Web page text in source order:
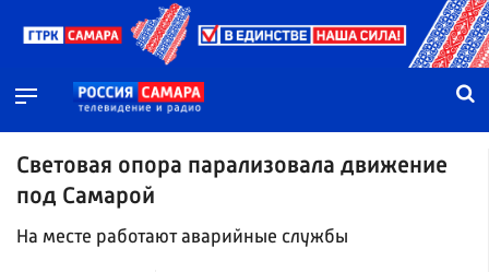
Световая опора парализовала движение
под Самарой
На месте работают аварийные службы